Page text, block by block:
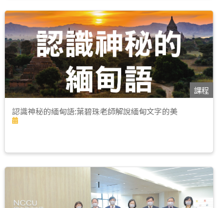
課程
認識神秘的緬甸語:葉碧珠老師解說緬甸文字的美